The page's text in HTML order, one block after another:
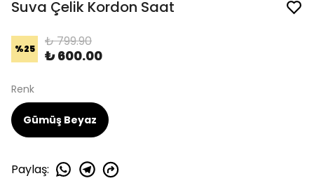
Suva Çelik Kordon Saat
%25 ₺ 799.90
₺ 600.00
Renk
Gümüş Beyaz
Paylaş: